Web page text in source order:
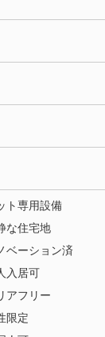
ト専用設備
な住宅地
ベーション済
入居可
アフリー
限定